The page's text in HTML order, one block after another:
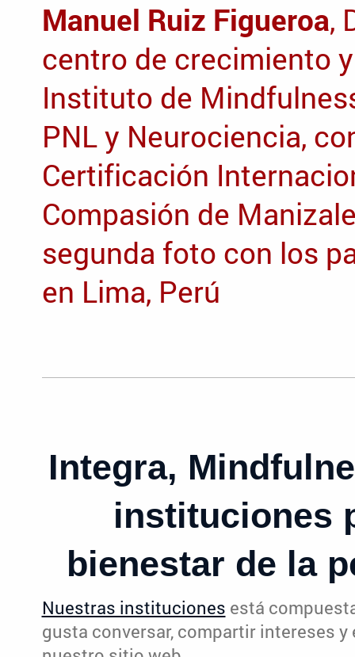
Manuel Ruiz Figueroa,
centro de crecimiento
Instituto de
PNL y Neurociencia,
Certificación
Compasión de
segunda foto con los
en Lima, Perú
Integra,
instituciones
bienestar de la
Nuestras instituciones está
gusta conversar, compartir intereses